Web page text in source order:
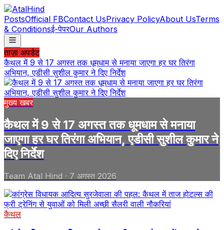
PostsOfficial FBContact UsPrivacy PolicyAbout UsTerms
& Conditionsई-पेपरOur Authors
ताज़ा अपडेट
कैथल में 9 से 17 अगस्त तक धूमधाम से मनाया जाएगा हर घर तिरंगा
अभियान, एडीसी सुशील कुमार ने दिए निर्देश
मुख्य खबर
कैथल में 9 से 17 अगस्त तक धूमधाम से मनाया
जाएगा हर घर तिरंगा अभियान, एडीसी सुशील कुमार ने
दिए निर्देश
Team Atal Hind · 7 अगस्त 2026
कैथल